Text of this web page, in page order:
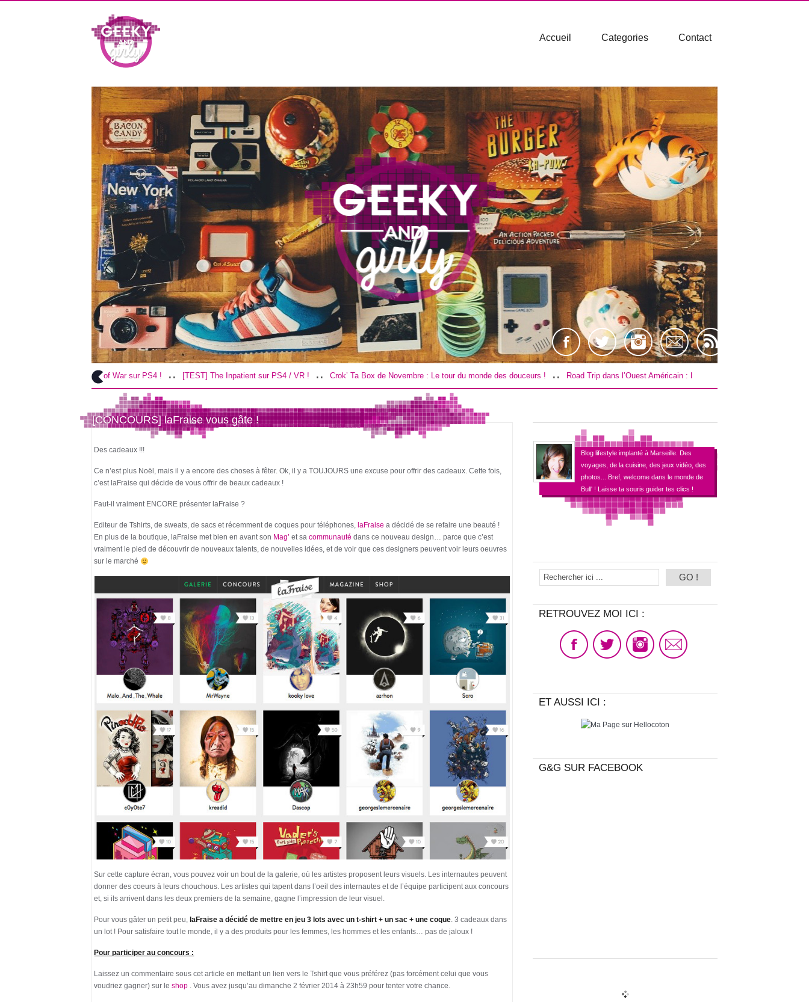
Accueil Categories Contact
[TEST] God of War sur PS4 ! .. [TEST] The Inpatient sur PS4 / VR ! .. Crok’ Ta Box de Novembre : Le tour du monde des douceurs ! .. Road Trip dans l’Ouest Américain : Le budget ! ..
[CONCOURS] laFraise vous gâte !
Des cadeaux !!!
Ce n’est plus Noël, mais il y a encore des choses à fêter. Ok, il y a TOUJOURS une excuse pour offrir des cadeaux. Cette fois,
c’est laFraise qui décide de vous offrir de beaux cadeaux !
Faut-il vraiment ENCORE présenter laFraise ?
Editeur de Tshirts, de sweats, de sacs et récemment de coques pour téléphones, laFraisea décidé de se refaire une beauté !
En plus de la boutique, laFraise met bien en avant son Mag’ et sacommunauté dans ce nouveau design… parce que c’est
vraiment le pied de découvrir de nouveaux talents, de nouvelles idées, et de voir que ces designers peuvent voir leurs oeuvres
sur le marché
Sur cette capture écran, vous pouvez voir un bout de la galerie, où les artistes proposent leurs visuels. Les internautes peuvent
donner des coeurs à leurs chouchous. Les artistes qui tapent dans l’oeil des internautes et de l’équipe participent aux concours
et, si ils arrivent dans les deux premiers de la semaine, gagne l’impression de leur visuel.
Pour vous gâter un petit peu, laFraise a décidé de mettre en jeu 3 lots avec un t-shirt + un sac + une coque. 3 cadeaux dans
un lot ! Pour satisfaire tout le monde, il y a des produits pour les femmes, les hommes et les enfants… pas de jaloux !
Pour participer au concours :
Laissez un commentaire sous cet article en mettant un lien vers le Tshirt que vous préférez (pas forcément celui que vous
voudriez gagner) sur leshop . Vous avez jusqu’au dimanche 2 février 2014 à 23h59 pour tenter votre chance.
Blog lifestyle implanté à Marseille. Des
voyages, de la cuisine, des jeux vidéo, des
photos... Bref, welcome dans le monde de
Bull' ! Laisse ta souris guider tes clics !
RETROUVEZ MOI ICI :
ET AUSSI ICI :
G&G SUR FACEBOOK